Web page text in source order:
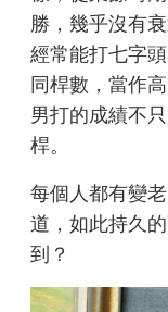
勝，幾乎沒有
經常能打七字
同桿數，當作
男打的成績不
桿。
每個人都有變
道，如此持久
到？